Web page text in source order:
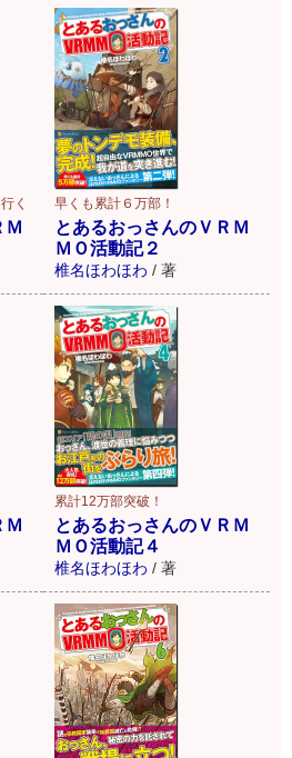
く
Ｍ
早くも累計６万部！
とあるおっさんのＶＲＭ
ＭＯ活動記２
椎名ほわほわ / 著
Ｍ
累計12万部突破！
とあるおっさんのＶＲＭ
ＭＯ活動記４
椎名ほわほわ / 著